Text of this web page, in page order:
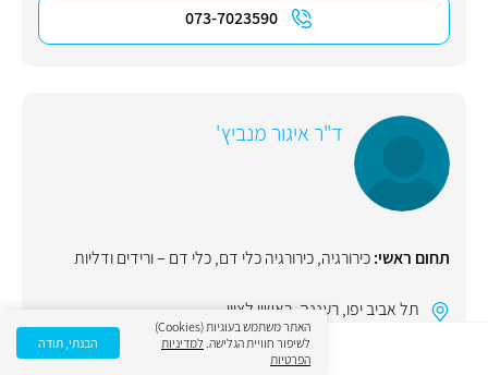
073-7023590
ד"ר איגור מנביץ'
תחום ראשי:כירורגיה,כירורגיה כלי דם,כלי דם – ורידים ודליות
תל אביב יפו,רעננה ראשון לציון
073-7596446
האתר משתמש בעוגיות (Cookies)
לשיפור חוויית הגלישה. למדיניות
הפרטיות
הבנתי, תודה